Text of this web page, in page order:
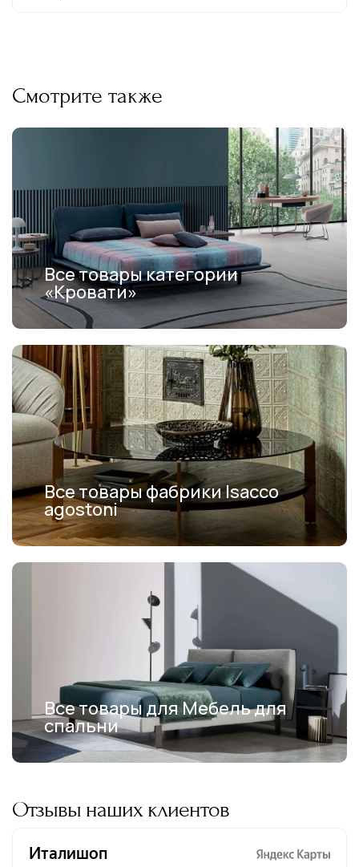
Смотрите также
Все товары категории
«Кровати»
Все товары фабрики Isacco
agostoni
Все товары для Мебель для
спальни
Отзывы наших клиентов